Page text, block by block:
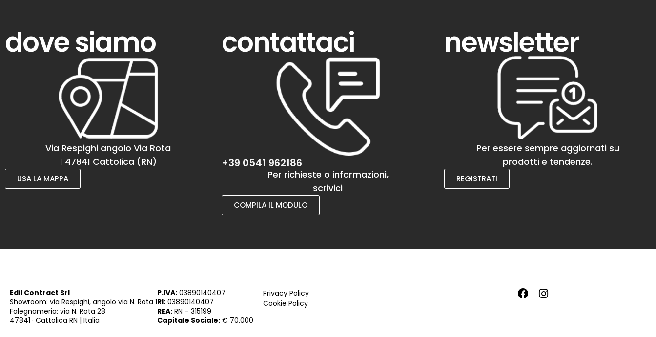
dove siamo
Via Respighi angolo Via Rota
1 47841 Cattolica (RN)
USA LA MAPPA
contattaci
+39 0541 962186
Per richieste o informazioni,
scrivici
COMPILA IL MODULO
newsletter
Per essere sempre aggiornati su
prodotti e tendenze.
REGISTRATI
Edil Contract Srl
Showroom: via Respighi, angolo via N. Rota 1
Falegnameria: via N. Rota 28
47841 · Cattolica RN | Italia
P.IVA: 03890140407
RI: 03890140407
REA: RN – 315199
Capitale Sociale: € 70.000
Privacy Policy
Cookie Policy